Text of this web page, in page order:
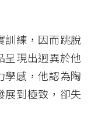
訓練，因而跳脫
呈現出迥異於他
學感，他認為陶
展到極致，卻失